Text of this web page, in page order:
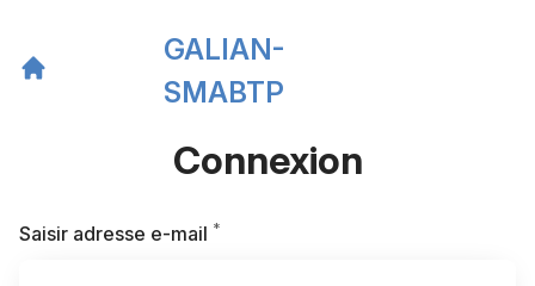
GALIAN-
SMABTP
Connexion
Saisir adresse e-mail *